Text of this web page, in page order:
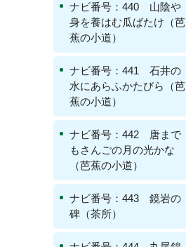
ナビ番号：440 山陰や
身を養はむ瓜ばたけ（芭
蕉の小道）
ナビ番号：441 石井の
水にあらふかたびら（芭
蕉の小道）
ナビ番号：442 唐まで
もさんごの月の光かな
（芭蕉の小道）
ナビ番号：443 鏡岩の
碑（茶所）